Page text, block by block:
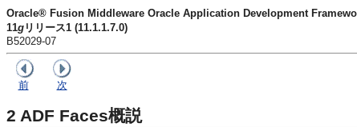
Oracle® Fusion Middleware Oracle Application Development
11g リリース1 (11.1.1.7.0)
B52029-07
前 次
2 ADF Faces概説